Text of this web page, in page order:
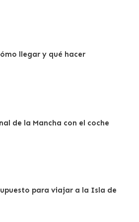
llegar y qué hacer
de la Mancha con el coche
para viajar a la Isla de